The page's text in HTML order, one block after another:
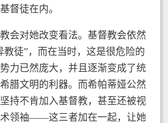
督徒在内。
会对她改变看法。基督教会依然
教徒”，而在当时，这是很危险的
力已然庞大，并且逐渐变成了统
腊文明的利器。而希帕蒂娅公然
持不肯加入基督教，甚至还被视
术领袖——这三者加在一起，让她